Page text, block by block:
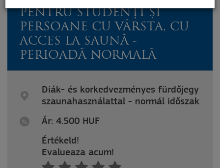
PENTRU STUDENȚI ȘI
PERSOANE CU VÂRSTA, CU
ACCES LA SAUNĂ -
PERIOADĂ NORMALĂ
Diák- és korkedvezményes fürdőjegy
szaunahasználattal - normál időszak
Ár: 4.500 HUF
Értékeld!
Evalueaza acum!